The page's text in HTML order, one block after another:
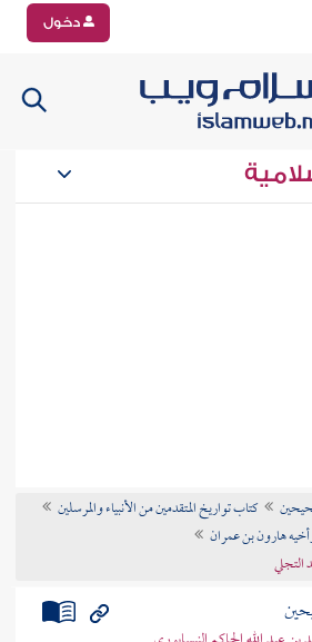
دخول
كتاب تواريخ المتقدمين من الأنبياء والمرسلين
هارون بن عمران